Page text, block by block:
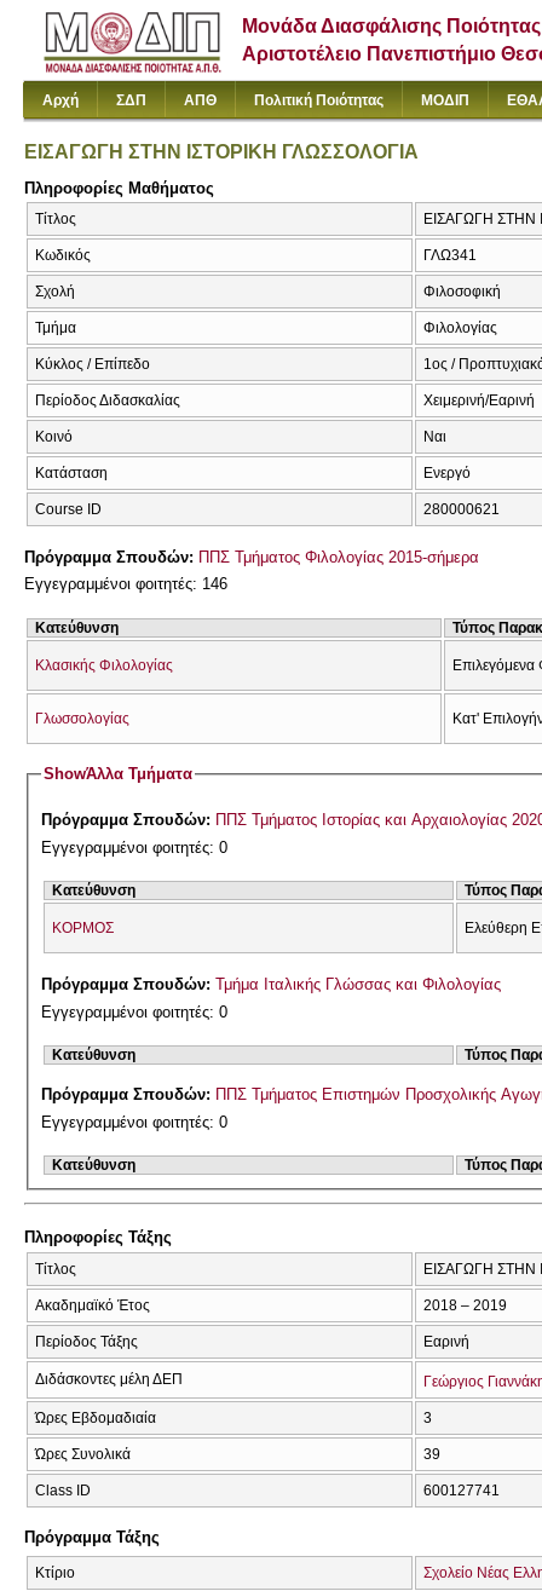
Μονάδα Διασφάλισης Ποιότητας
Αριστοτέλειο Πανεπιστήμιο
Αρχή ΣΔΠ ΑΠΘ Πολιτική Ποιότητας ΜΟΔΙΠ
ΕΙΣΑΓΩΓΗ ΣΤΗΝ ΙΣΤΟΡΙΚΗ ΓΛΩΣΣΟΛΟΓΙΑ
Πληροφορίες Μαθήματος
Τίτλος ΕΙΣΑΓΩΓΗ ΣΤΗΝ
Κωδικός ΓΛΩ341
Σχολή Φιλοσοφική
Τμήμα Φιλολογίας
Κύκλος / Επίπεδο 1ος /
Περίοδος Διδασκαλίας Χειμερινή/Εαρινή
Κοινό Ναι
Κατάσταση Ενεργό
Course ID 280000621
Πρόγραμμα Σπουδών: ΠΠΣ Τμήματος Φιλολογίας 2015-σήμερα
Εγγεγραμμένοι φοιτητές: 146
Κατεύθυνση Τύπος
Κλασικής Φιλολογίας Επιλεγόμενα
Γλωσσολογίας Κατ'
ShowΆλλα Τμήματα
Πρόγραμμα Σπουδών: ΠΠΣ Τμήματος Ιστορίας και Αρχαιολογίας
Εγγεγραμμένοι φοιτητές: 0
Κατεύθυνση Τύπος
ΚΟΡΜΟΣ Ελεύθερη
Πρόγραμμα Σπουδών:Τμήμα Ιταλικής Γλώσσας και Φιλολογίας
Εγγεγραμμένοι φοιτητές: 0
Κατεύθυνση Τύπος
Πρόγραμμα Σπουδών: ΠΠΣ Τμήματος Επιστημών Προσχολικής
Εγγεγραμμένοι φοιτητές: 0
Κατεύθυνση Τύπος
Πληροφορίες Τάξης
Τίτλος ΕΙΣΑΓΩΓΗ ΣΤΗΝ
Ακαδημαϊκό Έτος 2018 – 2019
Περίοδος Τάξης Εαρινή
Διδάσκοντες μέλη ΔΕΠ Γεώργιος
Ώρες Εβδομαδιαία 3
Ώρες Συνολικά 39
Class ID 600127741
Πρόγραμμα Τάξης
Κτίριο Σχολείο Νέας